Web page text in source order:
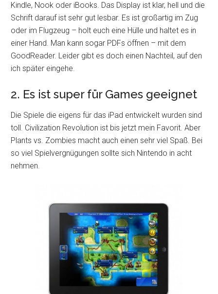
Kindle, Nook oder iBooks. Das Display ist klar, hell und die
Schrift darauf ist sehr gut lesbar. Es ist großartig im Zug
oder im Flugzeug – holt euch eine Hülle und haltet es in
einer Hand. Man kann sogar PDFs öffnen – mit dem
GoodReader. Leider gibt es doch einen Nachteil, auf den
ich später eingehe.
2. Es ist super für Games geeignet
Die Spiele die eigens für das iPad entwickelt wurden sind
toll. Civilization Revolution ist bis jetzt mein Favorit. Aber
Plants vs. Zombies macht auch einen sehr viel Spaß. Bei
so viel Spielvergnügungen sollte sich Nintendo in acht
nehmen.